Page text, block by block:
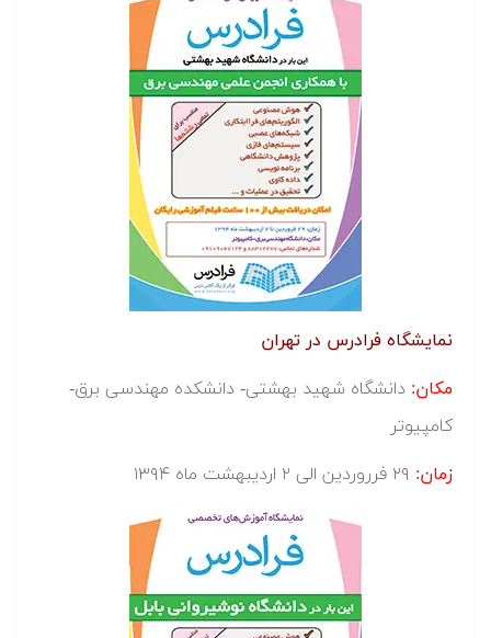
نمایشگاه فرادرس در تهران
مکان: دانشگاه شهید بهشتی- دانشکده مهندسی برق-
کامپیوتر
زمان: